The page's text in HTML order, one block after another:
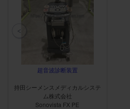
超音波診断装置
持田シーメンスメディカルシステ
ム株式会社
Sonovista FX PE